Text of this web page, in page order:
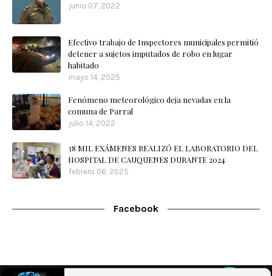
junio 07, 2022
Efectivo trabajo de Inspectores municipales permitió
detener a sujetos imputados de robo en lugar
habitado
mayo 14, 2025
Fenómeno meteorológico deja nevadas en la
comuna de Parral
julio 14, 2022
38 MIL EXÁMENES REALIZÓ EL LABORATORIO DEL
HOSPITAL DE CAUQUENES DURANTE 2024
febrero 06, 2025
Facebook